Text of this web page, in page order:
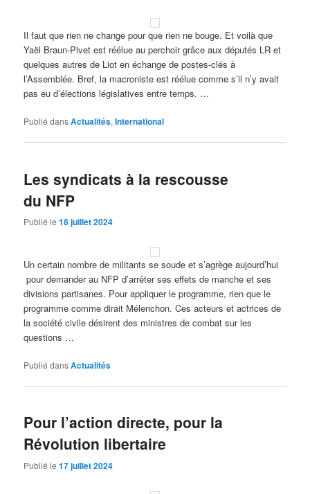
Il faut que rien ne change pour que rien ne bouge. Et voilà que
Yaël Braun-Pivet est réélue au perchoir grâce aux députés LR et
quelques autres de Liot en échange de postes-clés à
l’Assemblée. Bref, la macroniste est réélue comme s’il n’y avait
pas eu d’élections législatives entre temps. …
Publié dansActualités,International
Les syndicats à la rescousse
du NFP
Publié le18 juillet 2024
Un certain nombre de militants se soude et s’agrège aujourd’hui
pour demander au NFP d’arrêter ses effets de manche et ses
divisions partisanes. Pour appliquer le programme, rien que le
programme comme dirait Mélenchon. Ces acteurs et actrices de
la société civile désirent des ministres de combat sur les
questions …
Publié dansActualités
Pour l’action directe, pour la
Révolution libertaire
Publié le17 juillet 2024